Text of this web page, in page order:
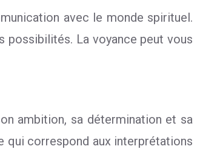
avec le monde spirituel.
possibilités. La voyance peut vous
ambition, sa détermination et sa
qui correspond aux interprétations